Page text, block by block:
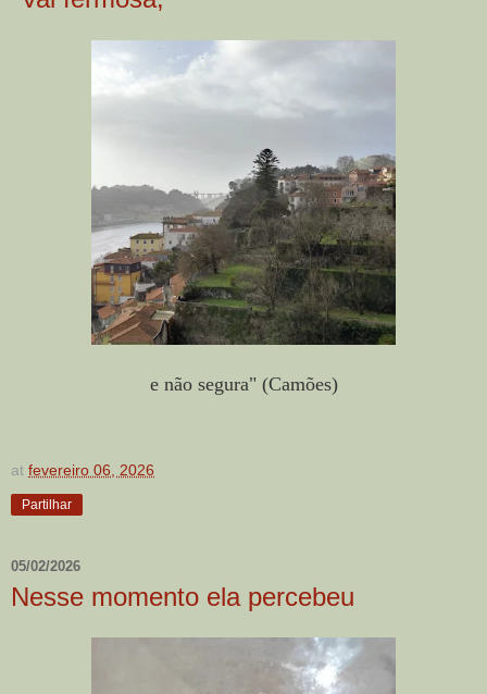
e não segura" (Camões)
at fevereiro 06, 2026
Partilhar
05/02/2026
Nesse momento ela percebeu